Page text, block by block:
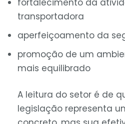
transportadora
aperfeiçoamento da
promoção de um
mais equilibrado
A leitura do setor é de
legislação representa